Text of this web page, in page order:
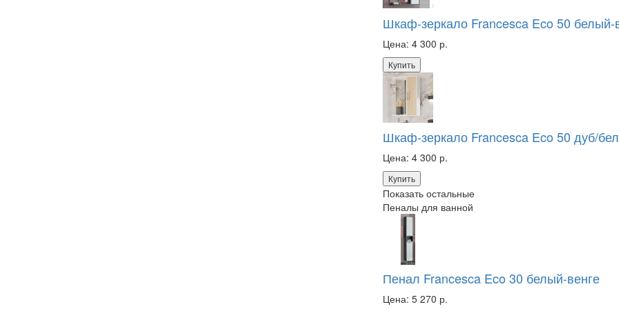
Шкаф-зеркало Francesca Eco 50 белый-
Цена:4 300 р.
Купить
Шкаф-зеркало Francesca Eco 50 дуб/
Цена:4 300 р.
Купить
Показать остальные
Пеналы для ванной
Пенал Francesca Eco 30 белый-венге
Цена:5 270 р.